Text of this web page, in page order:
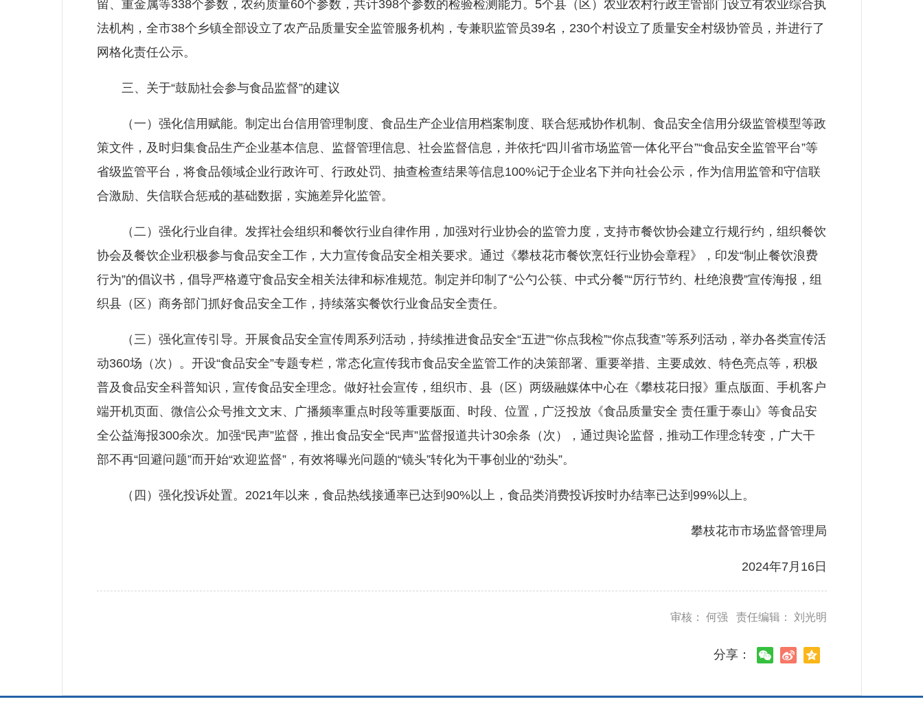
留、重金属等338个参数，农药质量60个参数，共计398个参数的检验检测能力。5个县（区）农业农村行政主管部门设立有农业综合执
法机构，全市38个乡镇全部设立了农产品质量安全监管服务机构，专兼职监管员39名，230个村设立了质量安全村级协管员，并进行了
网格化责任公示。
三、关于“鼓励社会参与食品监督”的建议
（一）强化信用赋能。制定出台信用管理制度、食品生产企业信用档案制度、联合惩戒协作机制、食品安全信用分级监管模型等政
策文件，及时归集食品生产企业基本信息、监督管理信息、社会监督信息，并依托“四川省市场监管一体化平台”“食品安全监管平台”等
省级监管平台，将食品领域企业行政许可、行政处罚、抽查检查结果等信息100%记于企业名下并向社会公示，作为信用监管和守信联
合激励、失信联合惩戒的基础数据，实施差异化监管。
（二）强化行业自律。发挥社会组织和餐饮行业自律作用，加强对行业协会的监管力度，支持市餐饮协会建立行规行约，组织餐饮
协会及餐饮企业积极参与食品安全工作，大力宣传食品安全相关要求。通过《攀枝花市餐饮烹饪行业协会章程》，印发“制止餐饮浪费
行为”的倡议书，倡导严格遵守食品安全相关法律和标准规范。制定并印制了“公勺公筷、中式分餐”“厉行节约、杜绝浪费”宣传海报，组
织县（区）商务部门抓好食品安全工作，持续落实餐饮行业食品安全责任。
（三）强化宣传引导。开展食品安全宣传周系列活动，持续推进食品安全“五进”“你点我检”“你点我查”等系列活动，举办各类宣传活
动360场（次）。开设“食品安全”专题专栏，常态化宣传我市食品安全监管工作的决策部署、重要举措、主要成效、特色亮点等，积极
普及食品安全科普知识，宣传食品安全理念。做好社会宣传，组织市、县（区）两级融媒体中心在《攀枝花日报》重点版面、手机客户
端开机页面、微信公众号推文文末、广播频率重点时段等重要版面、时段、位置，广泛投放《食品质量安全 责任重于泰山》等食品安
全公益海报300余次。加强“民声”监督，推出食品安全“民声”监督报道共计30余条（次），通过舆论监督，推动工作理念转变，广大干
部不再“回避问题”而开始“欢迎监督”，有效将曝光问题的“镜头”转化为干事创业的“劲头”。
（四）强化投诉处置。2021年以来，食品热线接通率已达到90%以上，食品类消费投诉按时办结率已达到99%以上。
攀枝花市市场监督管理局
2024年7月16日
审核： 何强 责任编辑： 刘光明
分享：